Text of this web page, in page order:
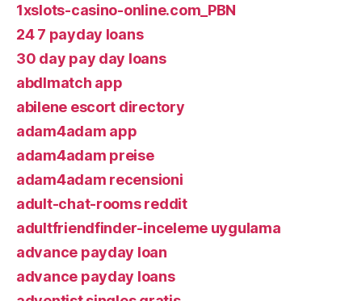
1xslots-casino-online.com_PBN
24 7 payday loans
30 day pay day loans
abdlmatch app
abilene escort directory
adam4adam app
adam4adam preise
adam4adam recensioni
adult-chat-rooms reddit
adultfriendfinder-inceleme uygulama
advance payday loan
advance payday loans